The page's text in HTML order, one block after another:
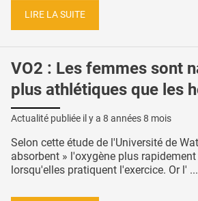
LIRE LA SUITE
VO2 : Les femmes sont
plus athlétiques que les
Actualité publiée il y a 8 années 8 mois
Selon cette étude de l'Université de
absorbent » l'oxygène plus
lorsqu'elles pratiquent l'exercice. Or l' ...